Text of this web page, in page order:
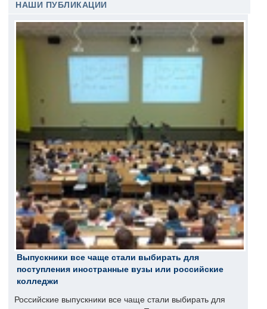
НАШИ ПУБЛИКАЦИИ
Выпускники все чаще стали выбирать для
поступления иностранные вузы или российские
колледжи
Российские выпускники все чаще стали выбирать для